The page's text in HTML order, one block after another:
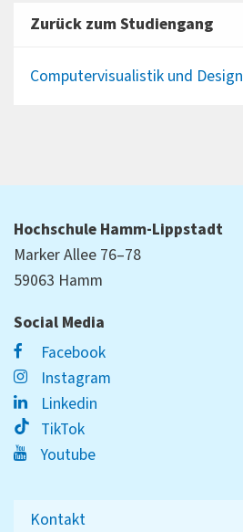
Zurück zum Studiengang
Computervisualistik und Design
Hochschule Hamm-Lippstadt
Marker Allee 76–78
59063 Hamm
Social Media
Facebook
Instagram
Linkedin
TikTok
Youtube
Kontakt